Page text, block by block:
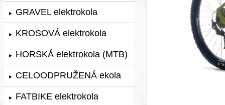
► GRAVEL elektrokola
► KROSOVÁ elektrokola
► HORSKÁ elektrokola (MTB)
► CELOODPRUŽENÁ ekola
► FATBIKE elektrokola